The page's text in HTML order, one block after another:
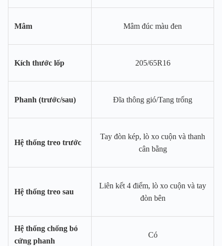
Mâm Mâm đúc màu đen
Kích thước lốp 205/65R16
Phanh (trước/sau) Đĩa thông gió/Tang trống
Hệ thống treo trước
Tay đòn kép, lò xo cuộn và thanh
cân bằng
Hệ thống treo sau
Liên kết 4 điểm, lò xo cuộn và tay
đòn bên
Hệ thống chống bó
cứng phanh
Có